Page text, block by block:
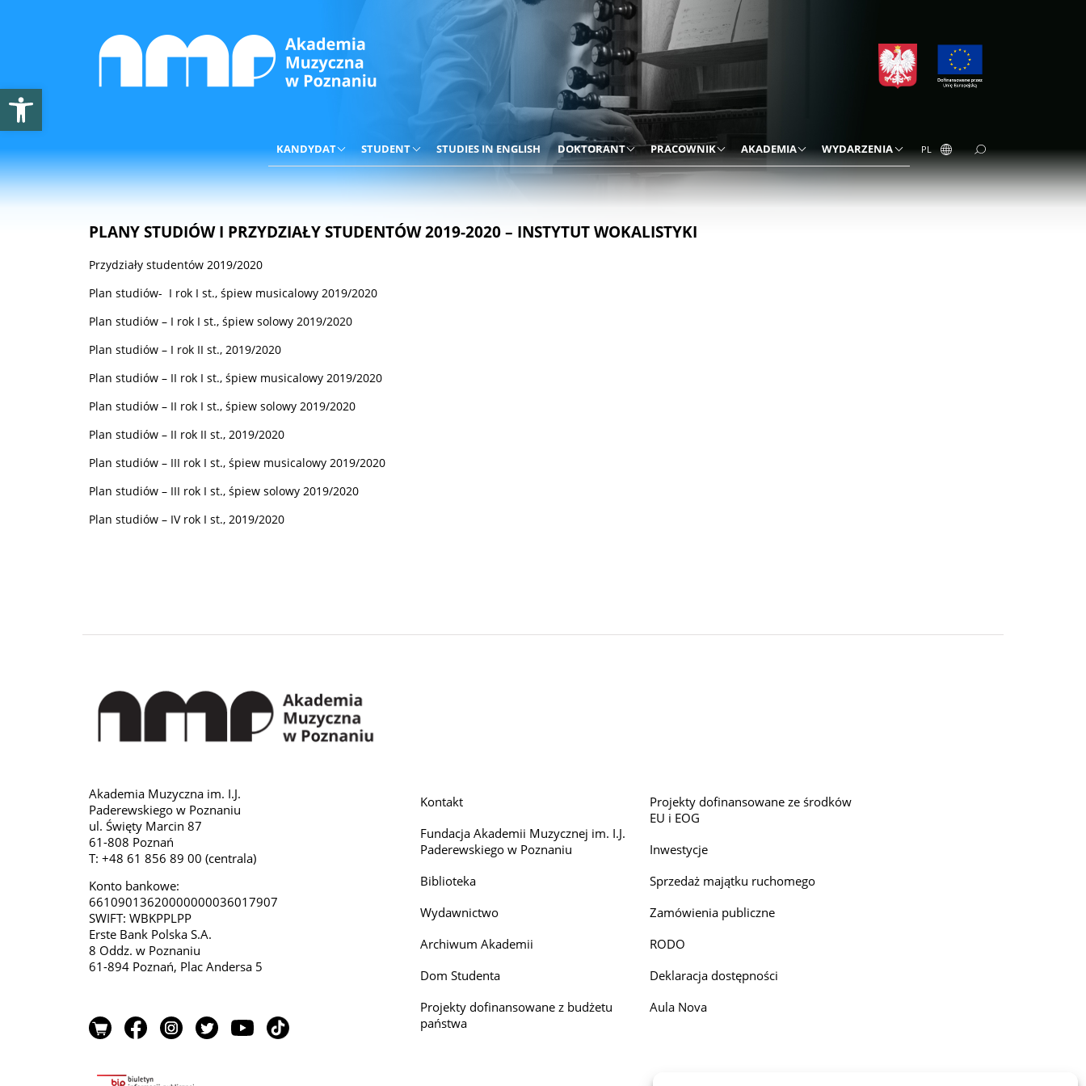
Otwórz pasek narzędzi
KANDYDAT STUDENT STUDIES IN ENGLISH DOKTORANT PRACOWNIK AKADEMIA WYDARZENIA PL
PLANY STUDIÓW I PRZYDZIAŁY STUDENTÓW 2019-2020 – INSTYTUT WOKALISTYKI
Przydziały studentów 2019/2020
Plan studiów- I rok I st., śpiew musicalowy 2019/2020
Plan studiów – I rok I st., śpiew solowy 2019/2020
Plan studiów – I rok II st., 2019/2020
Plan studiów – II rok I st., śpiew musicalowy 2019/2020
Plan studiów – II rok I st., śpiew solowy 2019/2020
Plan studiów – II rok II st., 2019/2020
Plan studiów – III rok I st., śpiew musicalowy 2019/2020
Plan studiów – III rok I st., śpiew solowy 2019/2020
Plan studiów – IV rok I st., 2019/2020
Akademia Muzyczna im. I.J.
Paderewskiego w Poznaniu
ul. Święty Marcin 87
61-808 Poznań
T: +48 61 856 89 00 (centrala)
Konto bankowe:
66109013620000000036017907
SWIFT: WBKPPLPP
Erste Bank Polska S.A.
8 Oddz. w Poznaniu
61-894 Poznań, Plac Andersa 5
Kontakt
Fundacja Akademii Muzycznej im. I.J.
Paderewskiego w Poznaniu
Biblioteka
Wydawnictwo
Archiwum Akademii
Dom Studenta
Projekty dofinansowane z budżetu
państwa
Projekty dofinansowane ze środków
EU i EOG
Inwestycje
Sprzedaż majątku ruchomego
Zamówienia publiczne
RODO
Deklaracja dostępności
Aula Nova